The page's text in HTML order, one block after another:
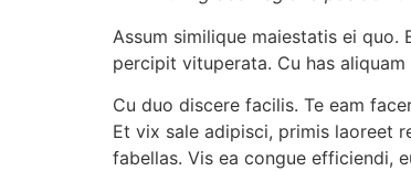
Assum similique maiestatis ei
percipit vituperata. Cu has
Cu duo discere facilis. Te eam
Et vix sale adipisci, primis laoreet
fabellas. Vis ea congue efficiendi,